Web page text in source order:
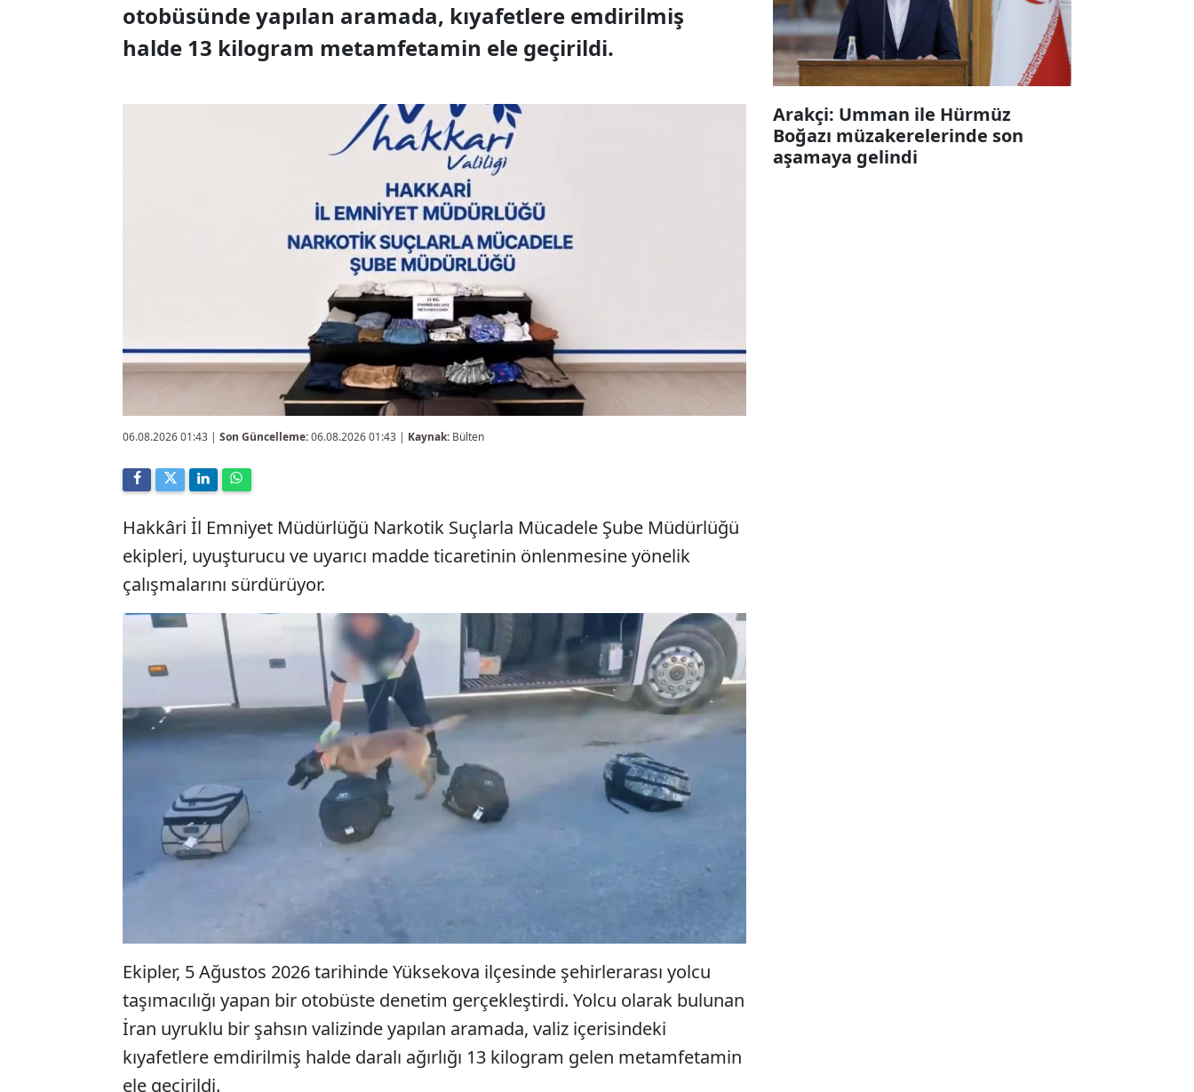
otobüsünde yapılan aramada, kıyafetlere emdirilmiş
halde 13 kilogram metamfetamin ele geçirildi.
06.08.2026 01:43 | Son Güncelleme:06.08.2026 01:43 | Kaynak: Bülten
Hakkâri İl Emniyet Müdürlüğü Narkotik Suçlarla Mücadele Şube Müdürlüğü
ekipleri, uyuşturucu ve uyarıcı madde ticaretinin önlenmesine yönelik
çalışmalarını sürdürüyor.
Ekipler, 5 Ağustos 2026 tarihinde Yüksekova ilçesinde şehirlerarası yolcu
taşımacılığı yapan bir otobüste denetim gerçekleştirdi. Yolcu olarak bulunan
İran uyruklu bir şahsın valizinde yapılan aramada, valiz içerisindeki
kıyafetlere emdirilmiş halde daralı ağırlığı 13 kilogram gelen metamfetamin
ele geçirildi.
Arakçi: Umman ile Hürmüz
Boğazı müzakerelerinde son
aşamaya gelindi